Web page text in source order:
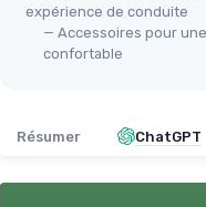
expérience de conduite
— Accessoires pour
confortable
Résumer ChatGPT